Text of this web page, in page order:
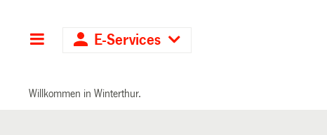
Hauptnavigation
E-Services
Willkommen in Winterthur.